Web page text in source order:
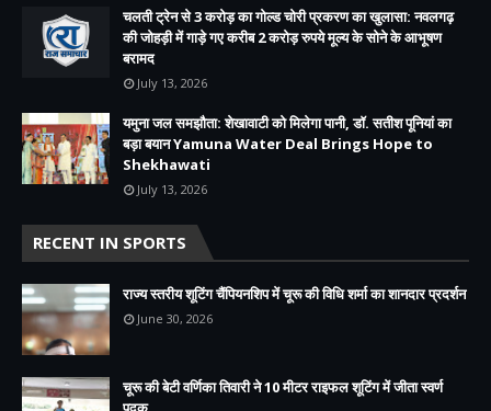
चलती ट्रेन से 3 करोड़ का गोल्ड चोरी प्रकरण का खुलासा: नवलगढ़
की जोहड़ी में गाड़े गए करीब 2 करोड़ रुपये मूल्य के सोने के आभूषण
बरामद
July 13, 2026
यमुना जल समझौता: शेखावाटी को मिलेगा पानी, डॉ. सतीश पूनियां का
बड़ा बयान Yamuna Water Deal Brings Hope to
Shekhawati
July 13, 2026
RECENT IN SPORTS
राज्य स्तरीय शूटिंग चैंपियनशिप में चूरू की विधि शर्मा का शानदार प्रदर्शन
June 30, 2026
चूरू की बेटी वर्णिका तिवारी ने 10 मीटर राइफल शूटिंग में जीता स्वर्ण